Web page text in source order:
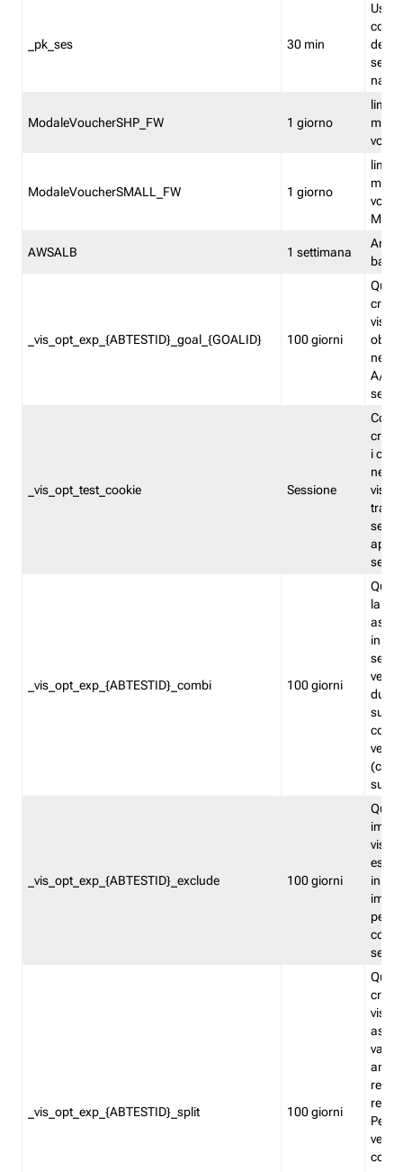
_pk_ses 30 min
ModaleVoucherSHP_FW 1 giorno
ModaleVoucherSMALL_FW 1 giorno
AWSALB 1 settimana
_vis_opt_exp_{ABTESTID}_goal_{GOALID} 100 giorni
nel
A/B.
_vis_opt_test_cookie Sessione
i
nel
_vis_opt_exp_{ABTESTID}_combi 100 giorni
la
in
_vis_opt_exp_{ABTESTID}_exclude 100 giorni
in
_vis_opt_exp_{ABTESTID}_split 100 giorni